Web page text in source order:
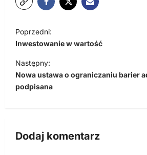
N
a
w
i
g
j
Poprzedni:
Inwestowanie w wartość
Następny:
Nowa ustawa o ograniczaniu barier
podpisana
Dodaj komentarz